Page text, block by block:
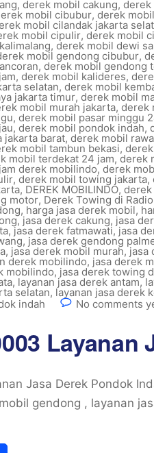
, derek mobil cakung, derek
mobil cibubur, derek
mobil cilandak jakarta
mobil cipulir, derek mobil
, derek mobil dewi
mobil gendong cibubur,
, derek mobil gendong
, derek mobil kalideres,
selatan, derek mobil
jakarta timur, derek mobil
mobil murah jakarta, derek
, derek mobil pasar minggu
, derek mobil pondok indah,
jakarta barat, derek mobil
mobil tambun bekasi,
mobil terdekat 24 jam, derek
derek mobilindo, derek
, derek mobil towing jakarta,
, DEREK MOBILINDO, derek
motor, Derek Towing di
, harga jasa derek mobil,
,jasa derek cakung, jasa
,jasa derek fatmawati,jasa
, jasa derek gendong
, jasa derek mobil murah,jasa
derek mobilindo, jasa derek
mobilindo, jasa derek towing
, layanan jasa derek antam,
selatan, layanan jasa derek
indah
No comments
Jasa Derek Pondok
gendong , layanan